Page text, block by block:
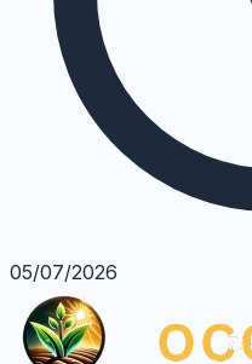
05/07/2026